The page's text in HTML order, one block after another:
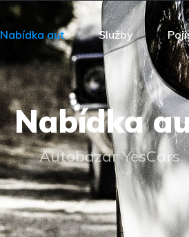
Nabídka aut Služby
Nabídka
Autobazar YesCars